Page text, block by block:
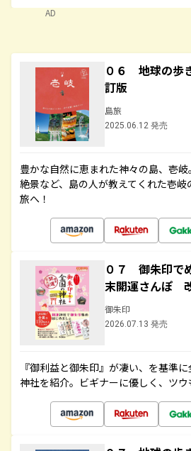
AD
０６ 地球の
訂版
島旅
2025.06.12 発売
豊かな自然に恵まれた神々の島、壱
絶景など、島の人が教えてくれた壱
旅へ！
０７ 御朱印で
末開運さんぽ
御朱印
2026.07.13 発売
『御利益と御朱印』が凄い、を基準
神社を紹介。ビギナーに優しく、ツウ